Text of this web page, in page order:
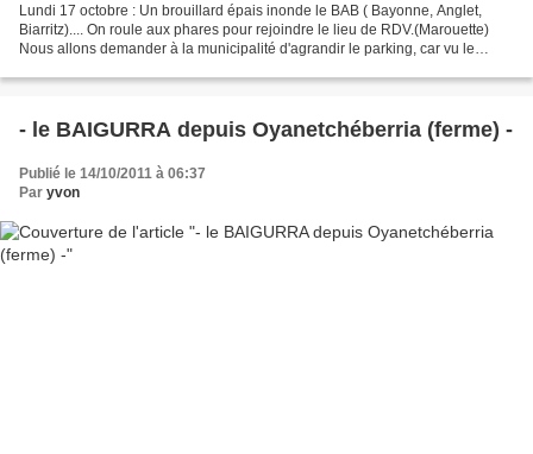
Lundi 17 octobre : Un brouillard épais inonde le BAB ( Bayonne, Anglet,
Biarritz).... On roule aux phares pour rejoindre le lieu de RDV.(Marouette)
Nous allons demander à la municipalité d'agrandir le parking, car vu le
- le BAIGURRA depuis Oyanetchéberria (ferme) -
Publié le 14/10/2011 à 06:37
Par yvon